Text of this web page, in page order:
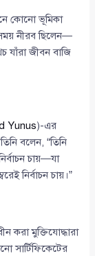
কোনো ভূমিকা
নীরব ছিলেন—
যাঁরা জীবন বাজি
Yunus)-এর
বলেন, “তিনি
চায়—যা
নির্বাচন চায়।”
করা মুক্তিযোদ্ধারা
সার্টিফিকেটের